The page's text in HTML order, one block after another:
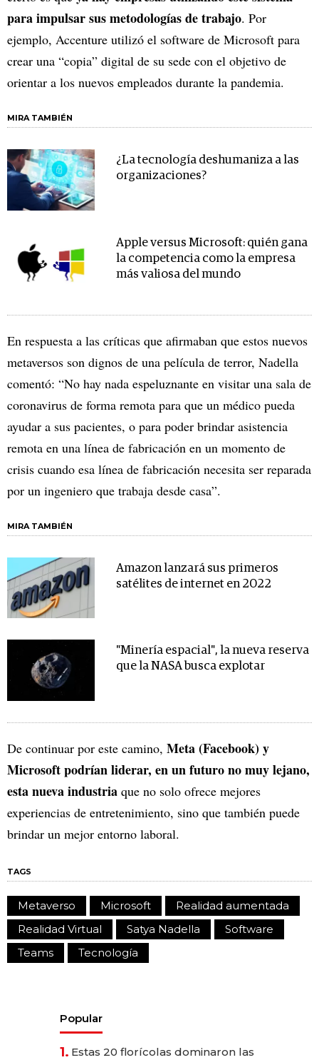
para impulsar sus metodologías de trabajo. Por
ejemplo, Accenture utilizó el software de Microsoft para
crear una “copia” digital de su sede con el objetivo de
orientar a los nuevos empleados durante la pandemia.
MIRA TAMBIÉN
¿La tecnología deshumaniza a las
organizaciones?
Apple versus Microsoft: quién gana
la competencia como la empresa
más valiosa del mundo
En respuesta a las críticas que afirmaban que estos nuevos
metaversos son dignos de una película de terror, Nadella
comentó: “No hay nada espeluznante en visitar una sala de
coronavirus de forma remota para que un médico pueda
ayudar a sus pacientes, o para poder brindar asistencia
remota en una línea de fabricación en un momento de
crisis cuando esa línea de fabricación necesita ser reparada
por un ingeniero que trabaja desde casa”.
MIRA TAMBIÉN
Amazon lanzará sus primeros
satélites de internet en 2022
"Minería espacial", la nueva reserva
que la NASA busca explotar
De continuar por este camino, Meta (Facebook) y
Microsoft podrían liderar, en un futuro no muy lejano,
esta nueva industria que no solo ofrece mejores
experiencias de entretenimiento, sino que también puede
brindar un mejor entorno laboral.
TAGS
Metaverso Microsoft
Realidad aumentada
Realidad Virtual
Satya Nadella
Software
Teams
Tecnología
Popular
1. Estas 20 florícolas dominaron las